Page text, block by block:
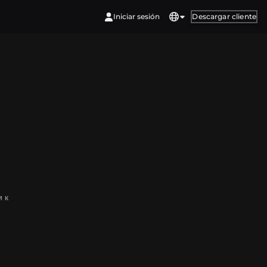
Iniciar sesión Descargar cliente
к